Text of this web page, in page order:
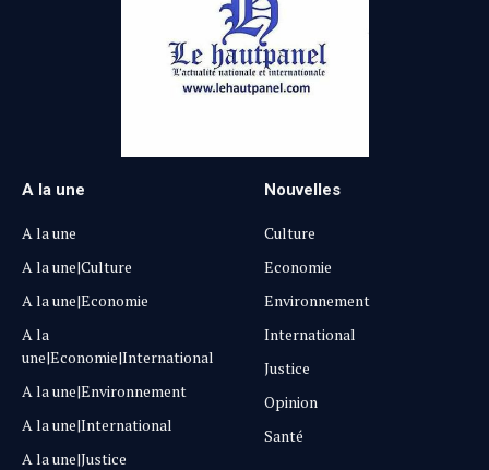
A la une
A la une
A la une|Culture
A la une|Economie
A la
une|Economie|International
A la une|Environnement
A la une|International
A la une|Justice
Nouvelles
Culture
Economie
Environnement
International
Justice
Opinion
Santé